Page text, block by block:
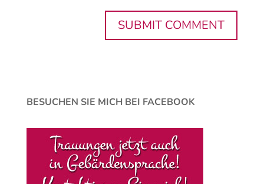
BESUCHEN SIE MICH BEI FACEBOOK